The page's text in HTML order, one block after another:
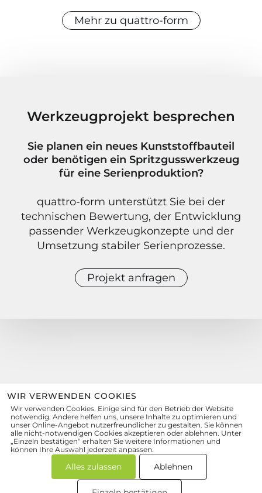
Mehr zu quattro-form
Werkzeugprojekt besprechen
Sie planen ein neues Kunststoffbauteil
oder benötigen ein Spritzgusswerkzeug
für eine Serienproduktion?
quattro-form unterstützt Sie bei der
technischen Bewertung, der Entwicklung
passender Werkzeugkonzepte und der
Umsetzung stabiler Serienprozesse.
Projekt anfragen
quattro-formGmbH
Präzisionsformenbau
Wolfsmatten 1, 77955 Ettenheim
info@quattro-form.de
+49 7822 8917-0
zum Kontaktformular
WIR VERWENDEN COOKIES
Wir verwenden Cookies. Einige sind für den Betrieb der Website
notwendig. Andere helfen uns, unsere Inhalte zu optimieren und
unser Online-Angebot nutzerfreundlicher zu gestalten. Sie können
alle nicht-notwendigen Cookies akzeptieren oder ablehnen. Unter
„Einzeln bestätigen“ erhalten Sie weitere Informationen und
können Ihre Auswahl jederzeit anpassen.
Alles zulassen Ablehnen